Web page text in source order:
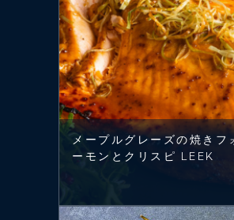
メープルグレーズの焼きフ
ーモンとクリスピ LEEK